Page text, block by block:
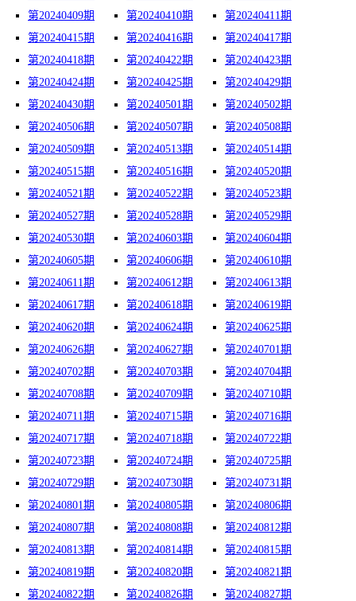
第20240409期
第20240410期
第20240411期
第20240415期
第20240416期
第20240417期
第20240418期
第20240422期
第20240423期
第20240424期
第20240425期
第20240429期
第20240430期
第20240501期
第20240502期
第20240506期
第20240507期
第20240508期
第20240509期
第20240513期
第20240514期
第20240515期
第20240516期
第20240520期
第20240521期
第20240522期
第20240523期
第20240527期
第20240528期
第20240529期
第20240530期
第20240603期
第20240604期
第20240605期
第20240606期
第20240610期
第20240611期
第20240612期
第20240613期
第20240617期
第20240618期
第20240619期
第20240620期
第20240624期
第20240625期
第20240626期
第20240627期
第20240701期
第20240702期
第20240703期
第20240704期
第20240708期
第20240709期
第20240710期
第20240711期
第20240715期
第20240716期
第20240717期
第20240718期
第20240722期
第20240723期
第20240724期
第20240725期
第20240729期
第20240730期
第20240731期
第20240801期
第20240805期
第20240806期
第20240807期
第20240808期
第20240812期
第20240813期
第20240814期
第20240815期
第20240819期
第20240820期
第20240821期
第20240822期
第20240826期
第20240827期